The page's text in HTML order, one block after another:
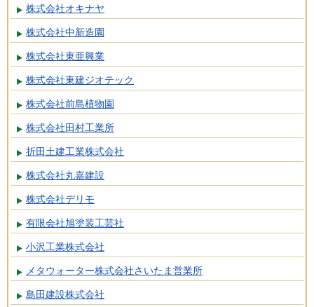
株式会社オキナヤ
株式会社中新造園
株式会社東亜興業
株式会社東建ジオテック
株式会社前島植物園
株式会社田村工業所
折田土建工業株式会社
株式会社丸嘉建設
株式会社デリモ
有限会社旭塗装工芸社
小沢工業株式会社
メタウォーター株式会社さいたま営業所
島田建設株式会社